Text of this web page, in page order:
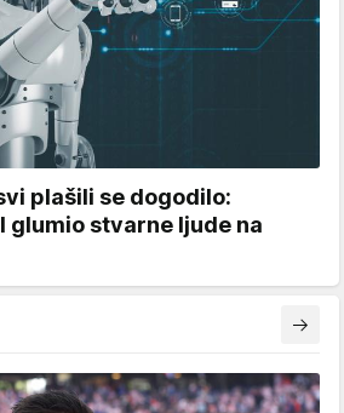
plašili se dogodilo:
glumio stvarne ljude na